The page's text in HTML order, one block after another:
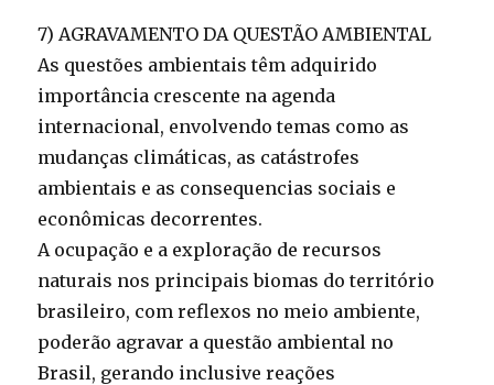
7) AGRAVAMENTO DA QUESTÃO AMBIENTAL
As questões ambientais têm adquirido
importância crescente na agenda
internacional, envolvendo temas como as
mudanças climáticas, as catástrofes
ambientais e as consequencias sociais e
econômicas decorrentes.
A ocupação e a exploração de recursos
naturais nos principais biomas do território
brasileiro, com reflexos no meio ambiente,
poderão agravar a questão ambiental no
Brasil, gerando inclusive reações